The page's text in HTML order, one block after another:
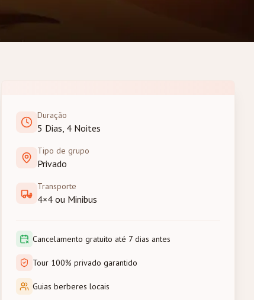
Duração
5 Dias, 4 Noites
Tipo de grupo
Privado
Transporte
4×4 ou Minibus
Cancelamento gratuito até 7 dias antes
Tour 100% privado garantido
Guias berberes locais